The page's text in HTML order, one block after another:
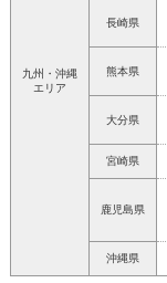
九州・沖縄
エリア
長崎県
熊本県
大分県
宮崎県
鹿児島県
沖縄県